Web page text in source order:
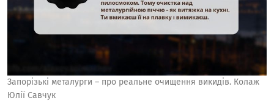
Запорізькі металурги – про реальне очищення викидів. Колаж
Юлії Савчук